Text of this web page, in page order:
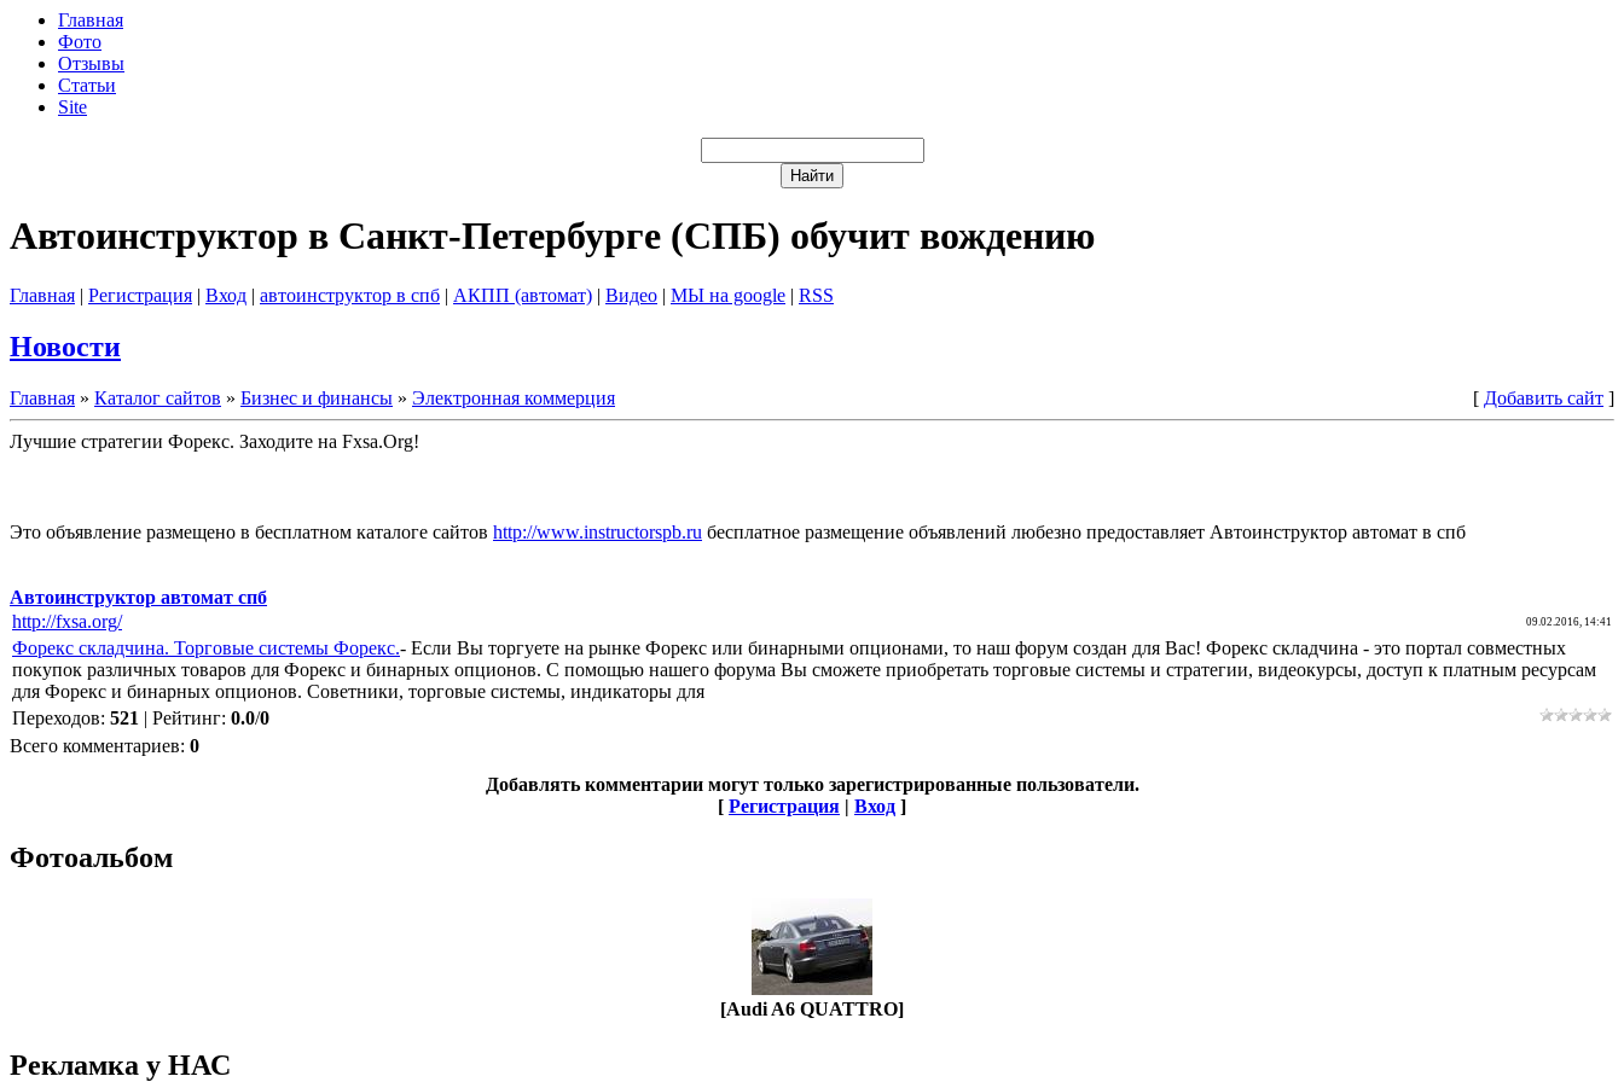
Главная
Фото
Отзывы
Статьи
Site
Автоинструктор в Санкт-Петербурге (СПБ) обучит вождению
Главная | Регистрация | Вход | автоинструктор в спб | АКПП (автомат) | Видео | МЫ на google | RSS
Новости
Главная » Каталог сайтов » Бизнес и финансы » Электронная коммерция [ Добавить сайт ]
Лучшие стратегии Форекс. Заходите на Fxsa.Org!
Это объявление размещено в бесплатном каталоге сайтов http://www.instructorspb.ru бесплатное размещение объявлений любезно предоставляет Автоинструктор автомат в спб
Автоинструктор автомат спб
http://fxsa.org/
09.02.2016, 14:41
Форекс складчина. Торговые системы Форекс.- Если Вы торгуете на рынке Форекс или бинарными опционами, то наш форум создан для Вас! Форекс складчина - это портал совместных
покупок различных товаров для Форекс и бинарных опционов. С помощью нашего форума Вы сможете приобретать торговые системы и стратегии, видеокурсы, доступ к платным ресурсам
для Форекс и бинарных опционов. Советники, торговые системы, индикаторы для
Переходов: 521 | Рейтинг: 0.0/0
Всего комментариев: 0
Добавлять комментарии могут только зарегистрированные пользователи.
[ Регистрация | Вход ]
Фотоальбом
[Audi A6 QUATTRO]
Рекламка у НАС